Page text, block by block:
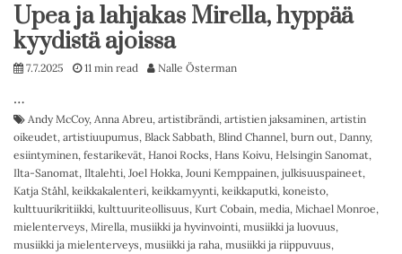
Upea ja lahjakas Mirella, hyppää
kyydistä ajoissa
7.7.2025 11 min read Nalle Österman
…
Andy McCoy, Anna Abreu, artistibrändi, artistien jaksaminen, artistin
oikeudet, artistiuupumus, Black Sabbath, Blind Channel, burn out, Danny,
esiintyminen, festarikevät, Hanoi Rocks, Hans Koivu, Helsingin Sanomat,
Ilta-Sanomat, Iltalehti, Joel Hokka, Jouni Kemppainen, julkisuuspaineet,
Katja Ståhl, keikkakalenteri, keikkamyynti, keikkaputki, koneisto,
kulttuurikritiikki, kulttuuriteollisuus, Kurt Cobain, media, Michael Monroe,
mielenterveys, Mirella, musiikki ja hyvinvointi, musiikki ja luovuus,
musiikki ja mielenterveys, musiikki ja raha, musiikki ja riippuvuus,